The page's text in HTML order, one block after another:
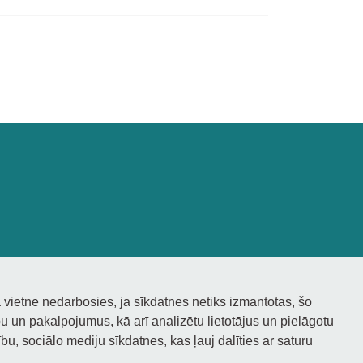
nedarbosies, ja sīkdatnes netiks izmantotas, šo
un pakalpojumus, kā arī analizētu lietotājus un pielāgotu
sociālo mediju sīkdatnes, kas ļauj dalīties ar saturu